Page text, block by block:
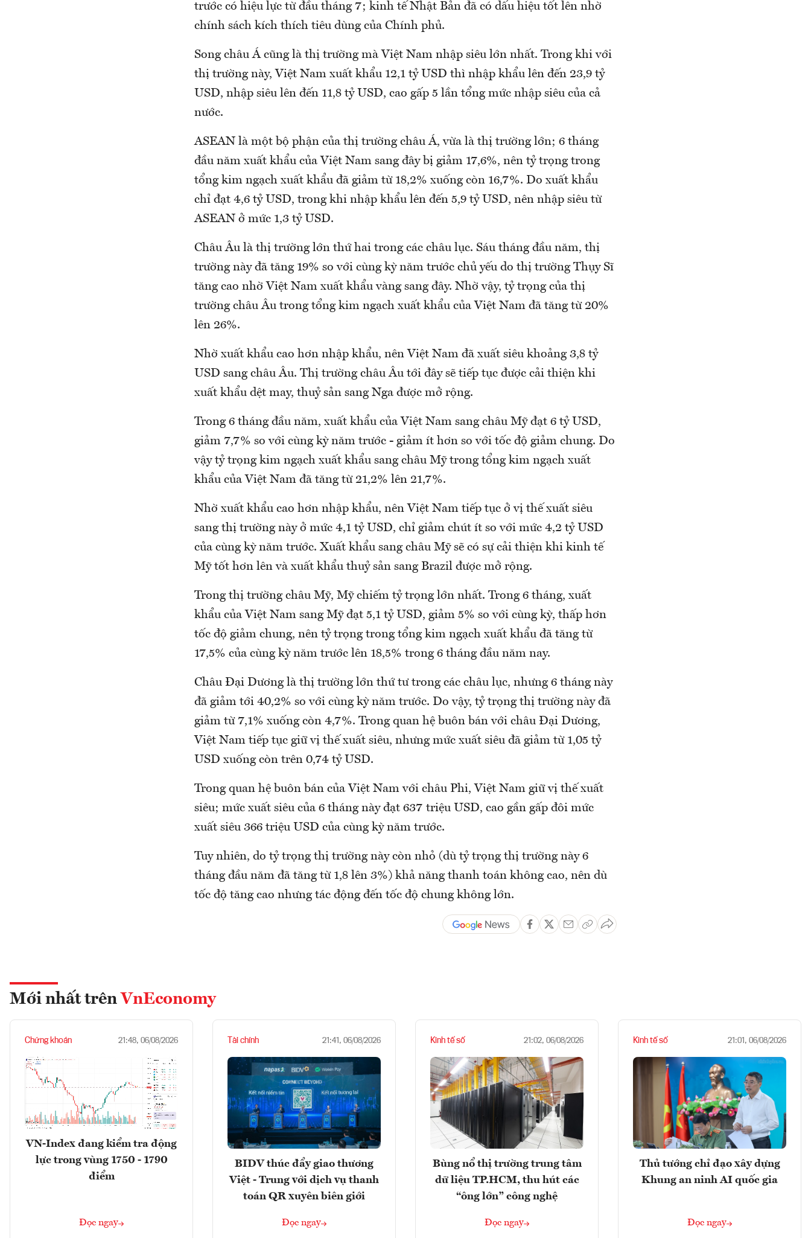
trước có hiệu lực từ đầu tháng 7; kinh tế Nhật Bản đã có dấu hiệu tốt lên nhờ
chính sách kích thích tiêu dùng của Chính phủ.
Song châu Á cũng là thị trường mà Việt Nam nhập siêu lớn nhất. Trong khi với
thị trường này, Việt Nam xuất khẩu 12,1 tỷ USD thì nhập khẩu lên đến 23,9 tỷ
USD, nhập siêu lên đến 11,8 tỷ USD, cao gấp 5 lần tổng mức nhập siêu của cả
nước.
ASEAN là một bộ phận của thị trường châu Á, vừa là thị trường lớn; 6 tháng
đầu năm xuất khẩu của Việt Nam sang đây bị giảm 17,6%, nên tỷ trọng trong
tổng kim ngạch xuất khẩu đã giảm từ 18,2% xuống còn 16,7%. Do xuất khẩu
chỉ đạt 4,6 tỷ USD, trong khi nhập khẩu lên đến 5,9 tỷ USD, nên nhập siêu từ
ASEAN ở mức 1,3 tỷ USD.
Châu Âu là thị trường lớn thứ hai trong các châu lục. Sáu tháng đầu năm, thị
trường này đã tăng 19% so với cùng kỳ năm trước chủ yếu do thị trường Thụy Sĩ
tăng cao nhờ Việt Nam xuất khẩu vàng sang đây. Nhờ vậy, tỷ trọng của thị
trường châu Âu trong tổng kim ngạch xuất khẩu của Việt Nam đã tăng từ 20%
lên 26%.
Nhờ xuất khẩu cao hơn nhập khẩu, nên Việt Nam đã xuất siêu khoảng 3,8 tỷ
USD sang châu Âu. Thị trường châu Âu tới đây sẽ tiếp tục được cải thiện khi
xuất khẩu dệt may, thuỷ sản sang Nga được mở rộng.
Trong 6 tháng đầu năm, xuất khẩu của Việt Nam sang châu Mỹ đạt 6 tỷ USD,
giảm 7,7% so với cùng kỳ năm trước - giảm ít hơn so với tốc độ giảm chung. Do
vậy tỷ trọng kim ngạch xuất khẩu sang châu Mỹ trong tổng kim ngạch xuất
khẩu của Việt Nam đã tăng từ 21,2% lên 21,7%.
Nhờ xuất khẩu cao hơn nhập khẩu, nên Việt Nam tiếp tục ở vị thế xuất siêu
sang thị trường này ở mức 4,1 tỷ USD, chỉ giảm chút ít so với mức 4,2 tỷ USD
của cùng kỳ năm trước. Xuất khẩu sang châu Mỹ sẽ có sự cải thiện khi kinh tế
Mỹ tốt hơn lên và xuất khẩu thuỷ sản sang Brazil được mở rộng.
Trong thị trường châu Mỹ, Mỹ chiếm tỷ trọng lớn nhất. Trong 6 tháng, xuất
khẩu của Việt Nam sang Mỹ đạt 5,1 tỷ USD, giảm 5% so với cùng kỳ, thấp hơn
tốc độ giảm chung, nên tỷ trọng trong tổng kim ngạch xuất khẩu đã tăng từ
17,5% của cùng kỳ năm trước lên 18,5% trong 6 tháng đầu năm nay.
Châu Đại Dương là thị trường lớn thứ tư trong các châu lục, nhưng 6 tháng này
đã giảm tới 40,2% so với cùng kỳ năm trước. Do vậy, tỷ trọng thị trường này đã
giảm từ 7,1% xuống còn 4,7%. Trong quan hệ buôn bán với châu Đại Dương,
Việt Nam tiếp tục giữ vị thế xuất siêu, nhưng mức xuất siêu đã giảm từ 1,05 tỷ
USD xuống còn trên 0,74 tỷ USD.
Trong quan hệ buôn bán của Việt Nam với châu Phi, Việt Nam giữ vị thế xuất
siêu; mức xuất siêu của 6 tháng này đạt 637 triệu USD, cao gần gấp đôi mức
xuất siêu 366 triệu USD của cùng kỳ năm trước.
Tuy nhiên, do tỷ trọng thị trường này còn nhỏ (dù tỷ trọng thị trường này 6
tháng đầu năm đã tăng từ 1,8 lên 3%) khả năng thanh toán không cao, nên dù
tốc độ tăng cao nhưng tác động đến tốc độ chung không lớn.
Mới nhất trên VnEconomy
Chứng khoán 21:48, 06/08/2026
VN-Index đang kiểm tra động
lực trong vùng 1750 - 1790
điểm
Đọc ngay
Tài chính 21:41, 06/08/2026
BIDV thúc đẩy giao thương
Việt - Trung với dịch vụ thanh
toán QR xuyên biên giới
Đọc ngay
Kinh tế số 21:02, 06/08/2026
Bùng nổ thị trường trung tâm
dữ liệu TP.HCM, thu hút các
“ông lớn” công nghệ
Đọc ngay
Kinh tế số 21:01, 06/08/2026
Thủ tướng chỉ đạo xây dựng
Khung an ninh AI quốc gia
Đọc ngay